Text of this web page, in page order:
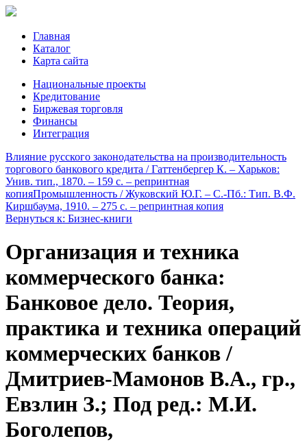
Главная
Каталог
Карта сайта
Национальные проекты
Кредитование
Биржевая торговля
Финансы
Интеграция
Влияние русского законодательства на производительность
торгового банкового кредита / Гаттенбергер К. – Харьков:
Унив. тип., 1870. – 159 с. – репринтная
копияПромышленность / Жуковский Ю.Г. – С.-Пб.: Тип. В.Ф.
Киршбаума, 1910. – 275 c. – репринтная копия
Вернуться к: Бизнес-книги
Организация и техника
коммерческого банка:
Банковое дело. Теория,
практика и техника операций
коммерческих банков /
Дмитриев-Мамонов В.А., гр.,
Евзлин З.; Под ред.: М.И.
Боголепов,